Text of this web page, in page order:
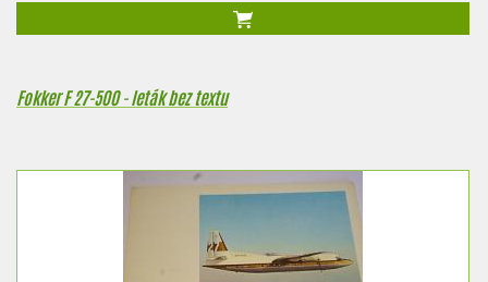
Fokker F 27-500 - leták bez textu